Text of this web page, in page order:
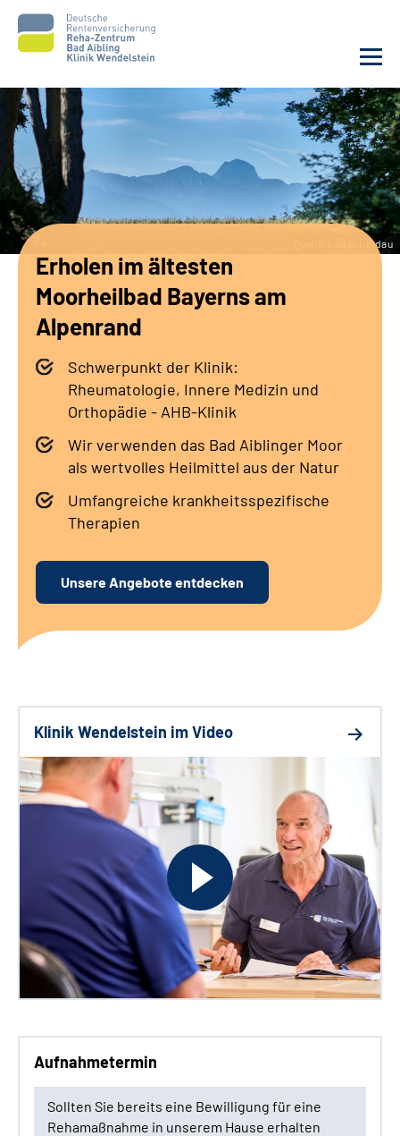
Unsere Klinik
Unsere Angebote
Service
Karriere
Sozialdienste & Zuweisende
Suche
Leichte Sprache
Gebärdensprache
Erholen im ältesten
Moorheilbad Bayerns am
Alpenrand
Schwerpunkt der Klinik:
Rheumatologie, Innere Medizin und
Orthopädie - AHB-Klinik
Wir verwenden das Bad Aiblinger Moor
als wertvolles Heilmittel aus der Natur
Umfangreiche krankheitsspezifische
Therapien
Unsere Angebote entdecken
Quelle:Lüder Lindau
Klinik Wendelstein im Video
Aufnahmetermin
Sollten Sie bereits eine Bewilligung für eine
Rehamaßnahme in unserem Hause erhalten